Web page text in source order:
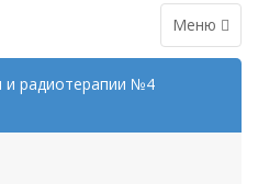
Меню
и радиотерапии №4